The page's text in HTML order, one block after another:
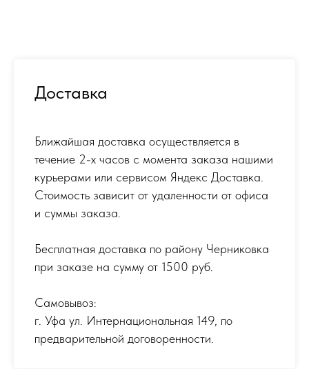
Доставка
Ближайшая доставка осуществляется в
течение 2-х часов с момента заказа нашими
курьерами или сервисом Яндекс Доставка.
Стоимость зависит от удаленности от офиса
и суммы заказа.
Бесплатная доставка по району Черниковка
при заказе на сумму от 1500 руб.
Самовывоз:
г. Уфа ул. Интернациональная 149, по
предварительной договоренности.